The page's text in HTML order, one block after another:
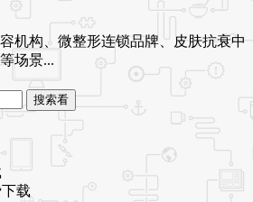
机构、微整形连锁品牌、皮肤抗衰中
场景...
搜索看
载